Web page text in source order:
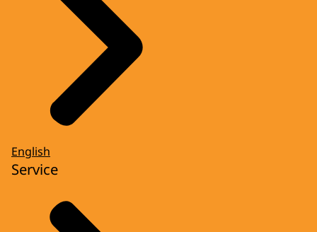
English
Service